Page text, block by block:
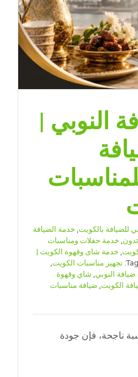
النوبي |
للضيافة بالكويت, خدمة الضيافة
, خدمة حفلات ومناسبات
, خدمة شاى وقهوة الكويت |
تجهيز مناسبات الكويت,
النوبي, شاي وقهوة
الكويت, ضيافة مناسبات
ناجحة، فإن جودة